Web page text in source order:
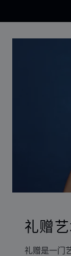
礼赠
礼赠是一门